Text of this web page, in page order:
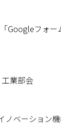
Googleフォ
業部会
ノベーション